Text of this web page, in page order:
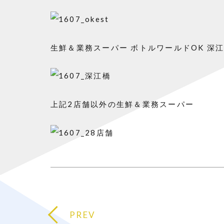
生鮮＆業務スーパー ボトルワールドOK 深
上記2店舗以外の生鮮＆業務スーパー
PREV